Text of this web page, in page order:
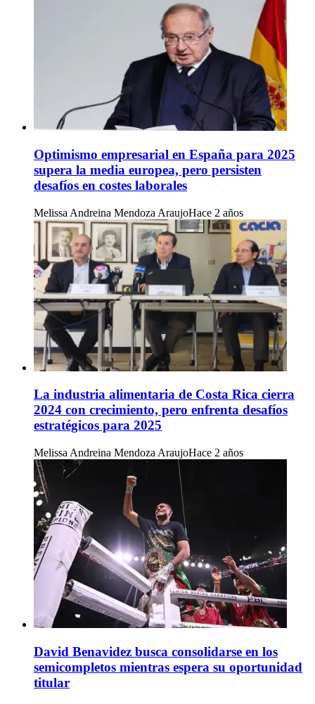
Optimismo empresarial en España para 2025
supera la media europea, pero persisten
desafíos en costes laborales
Melissa Andreina Mendoza AraujoHace 2 años
La industria alimentaria de Costa Rica cierra
2024 con crecimiento, pero enfrenta desafíos
estratégicos para 2025
Melissa Andreina Mendoza AraujoHace 2 años
David Benavidez busca consolidarse en los
semicompletos mientras espera su oportunidad
titular